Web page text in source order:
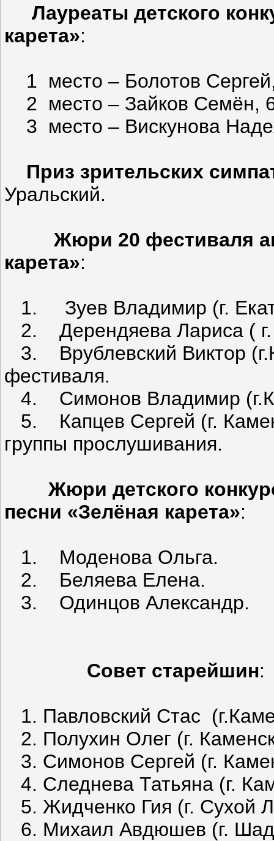
Лауреаты детского
карета»:
1 место – Болотов Сергей,
2 место – Зайков Семён, 6
3 место – Вискунова
Приз зрительских
Уральский.
Жюри 20 фестиваля
карета»:
1. Зуев Владимир (г.
2. Дерендяева Лариса (
3. Врублевский Виктор
фестиваля.
4. Симонов Владимир
5. Капцев Сергей (г.
группы прослушивания.
Жюри детского
песни «Зелёная карета»:
1. Моденова Ольга.
2. Беляева Елена.
3. Одинцов Александр.
Совет старейшин:
1. Павловский Стас
2. Полухин Олег (г.
3. Симонов Сергей (г.
4. Следнева Татьяна (г.
5. Жидченко Гия (г. Сухой
6. Михаил Авдюшев (г.